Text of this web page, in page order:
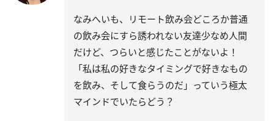
なみへいも、リモート飲み会どころか普通
の飲み会にすら誘われない友達少なめ人間
だけど、つらいと感じたことがないよ！
「私は私の好きなタイミングで好きなもの
を飲み、そして食らうのだ」っていう極太
マインドでいたらどう？